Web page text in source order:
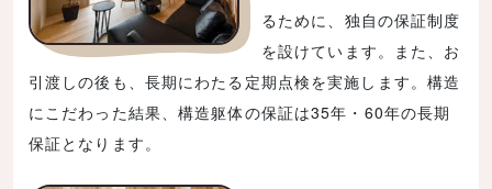
るために、独自の保証制度
を設けています。また、お
引渡しの後も、長期にわたる定期点検を実施します。構造
にこだわった結果、構造躯体の保証は35年・60年の長期
保証となります。